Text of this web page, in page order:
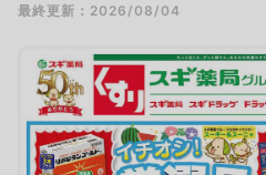
最終更新：2026/08/04